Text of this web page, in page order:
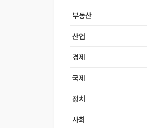
부동산
산업
경제
국제
정치
사회